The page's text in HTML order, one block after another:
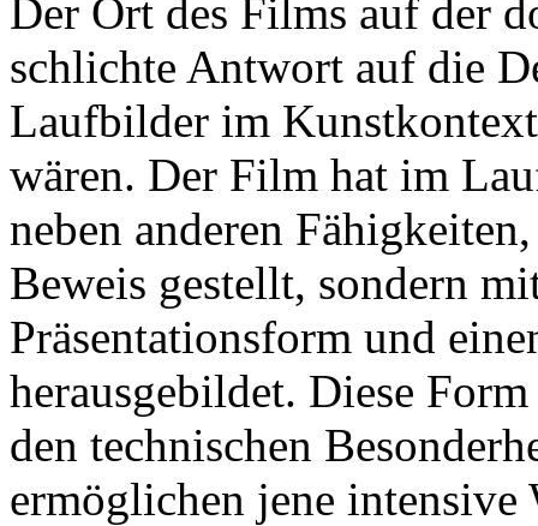
Der Ort des Films auf der
schlichte Antwort auf die
Laufbilder im
wären. Der Film hat im
neben anderen
Beweis gestellt, sondern
Präsentationsform und
herausgebildet. Diese
den technischen
ermöglichen jene intensive